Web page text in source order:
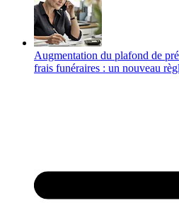
Augmentation du plafond de
frais funéraires : un nouveau